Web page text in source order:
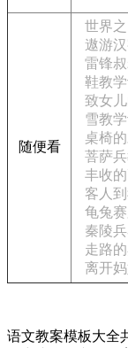
随便看
世界
遨游
雷锋
鞋教
致女
雪教
桌椅
菩萨
丰收
客人
龟兔
秦陵
走路
离开
语文教案模板大全